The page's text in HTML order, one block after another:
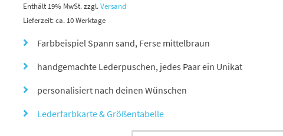
bis
47,00 €
Enthält 19% MwSt.zzgl.Versand
Lieferzeit: ca. 10 Werktage
Farbbeispiel Spann sand, Ferse mittelbraun
handgemachte Lederpuschen, jedes Paar ein Unikat
personalisiert nach deinen Wünschen
Lederfarbkarte & Größentabelle